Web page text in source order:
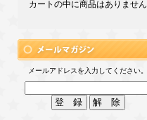
カートの中に商品はありません
メールアドレスを入力してください。